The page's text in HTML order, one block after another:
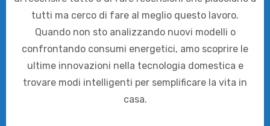
tutti ma cerco di fare al meglio questo lavoro.
Quando non sto analizzando nuovi modelli o
confrontando consumi energetici, amo scoprire le
ultime innovazioni nella tecnologia domestica e
trovare modi intelligenti per semplificare la vita in
casa.